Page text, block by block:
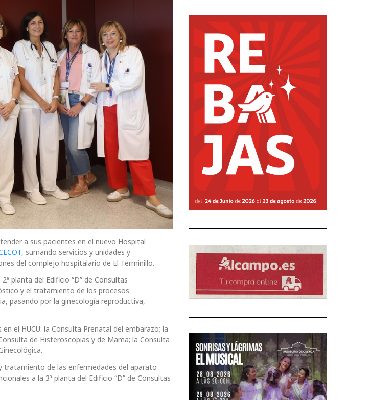
a sus pacientes en el nuevo Hospital
, sumando servicios y unidades y
del complejo hospitalario de El Terminillo.
planta del Edificio “D” de Consultas
y el tratamiento de los procesos
pasando por la ginecología reproductiva,
el HUCU: la Consulta Prenatal del embarazo; la
de Histeroscopias y de Mama; la Consulta
tratamiento de las enfermedades del aparato
a la 3ª planta del Edificio “D” de Consultas